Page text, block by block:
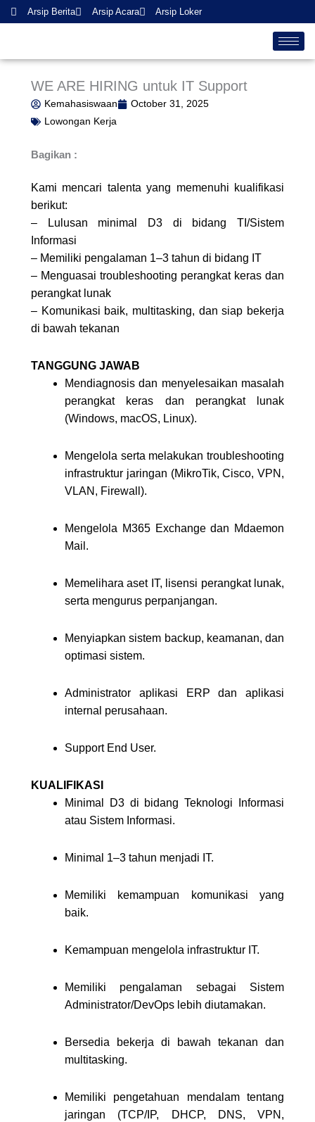
Skip
to
Arsip Berita Arsip Acara Arsip Loker
WE ARE HIRING untuk IT Support
Kemahasiswaan
October 31, 2025
Lowongan Kerja
Bagikan :
Kami mencari talenta yang memenuhi kualifikasi
berikut:
– Lulusan minimal D3 di bidang TI/Sistem
Informasi
– Memiliki pengalaman 1–3 tahun di bidang IT
– Menguasai troubleshooting perangkat keras dan
perangkat lunak
– Komunikasi baik, multitasking, dan siap bekerja
di bawah tekanan
TANGGUNG JAWAB
Mendiagnosis dan menyelesaikan masalah
perangkat keras dan perangkat lunak
(Windows, macOS, Linux).
Mengelola serta melakukan troubleshooting
infrastruktur jaringan (MikroTik, Cisco, VPN,
VLAN, Firewall).
Mengelola M365 Exchange dan Mdaemon
Mail.
Memelihara aset IT, lisensi perangkat lunak,
serta mengurus perpanjangan.
Menyiapkan sistem backup, keamanan, dan
optimasi sistem.
Administrator aplikasi ERP dan aplikasi
internal perusahaan.
Support End User.
KUALIFIKASI
Minimal D3 di bidang Teknologi Informasi
atau Sistem Informasi.
Minimal 1–3 tahun menjadi IT.
Memiliki kemampuan komunikasi yang
baik.
Kemampuan mengelola infrastruktur IT.
Memiliki pengalaman sebagai Sistem
Administrator/DevOps lebih diutamakan.
Bersedia bekerja di bawah tekanan dan
multitasking.
Memiliki pengetahuan mendalam tentang
jaringan (TCP/IP, DHCP, DNS, VPN,